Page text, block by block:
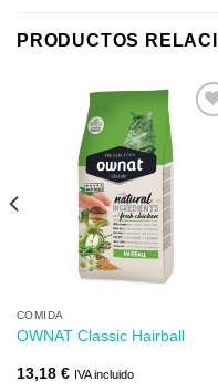
PRODUCTOS
COMIDA
OWNAT Classic Hairball
13,18 € IVA incluido